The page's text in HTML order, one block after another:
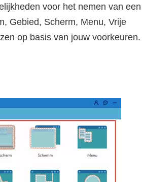
voor het nemen van een
Gebied, Scherm, Menu, Vrije
op basis van jouw voorkeuren.